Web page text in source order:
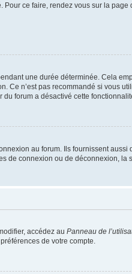
ce faire, rendez vous sur la
une durée déterminée. Cela
Ce n’est pas recommandé si vous
forum a désactivé cette
au forum. Ils fournissent
de connexion ou de déconnexion, la
accédez au Panneau de
de votre compte.